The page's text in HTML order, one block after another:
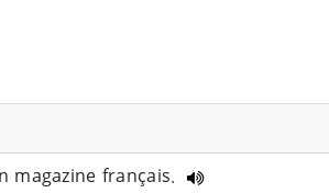
magazine français.